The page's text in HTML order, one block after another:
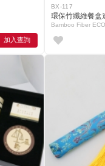
加入查詢
BX-117
環保竹纖維餐盒
Bamboo Fiber